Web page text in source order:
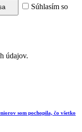
Súhlasím so
údajov.
som pochopila, čo všetko